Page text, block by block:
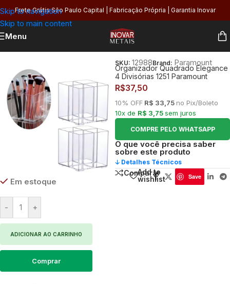
Skip to navigation
Skip to main content
Frete Grátis São Paulo Capital | Fabricação Própria | Garantia Inovar
Menu
Em estoque
- +
ADICIONAR AO CARRINHO
Comprar
SKU: 12988Brand: Paramount
Organizador Quadrado Elegance
4 Divisórias 1251 Paramount
R$37,50
10% OFF R$ 33,75 no Pix/Boleto
10x de R$ 3,75sem juros
COMPRE PELO WHATSAPP
O que você precisa saber
sobre este produto
🡣 Detalhes Técnicos
Comparar
Add to
wishlist
Save